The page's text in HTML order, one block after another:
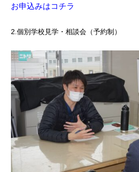
お申込みはコチラ
2.個別学校見学・相談会（予約制）